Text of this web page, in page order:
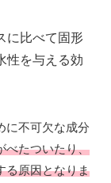
に比べて固形
性を与える効
に不可欠な成分
べたついたり、
る原因となりま